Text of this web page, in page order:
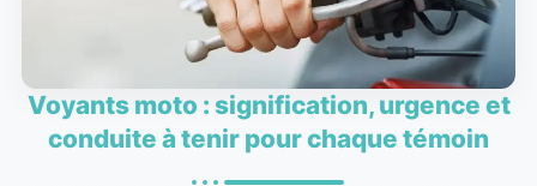
Voyants moto : signification, urgence et
conduite à tenir pour chaque témoin